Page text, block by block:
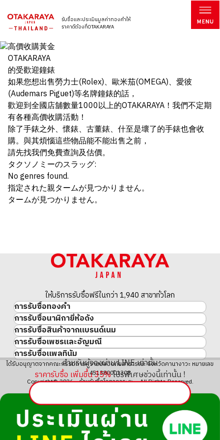
รับซื้อและประเมินมูลค่าทองคำให้
ราคาดีต้องที่OTAKARAYA
OTAKARAYA
的受歡迎鐘錶
如果您想出售勞力士(Rolex)、歐米茄(OMEGA)、愛彼
(Audemars Piguet)等名牌鐘錶的話，
歡迎到全國店舖數量1000以上的OTAKARAYA！我們不定期
有各種高價收購活動！
除了手錶之外、懷錶、古董錶、什至是壞了的手錶也會收
購。與其煩惱這些物品能不能出售之前，
請先找我們免費查詢及估價。
タクソノミーのスラッグ:
No genres found.
指定された親タームが見つかりません。
タームが見つかりません。
สำหรับผู้จองผ่าน LINE เท่านั้น
ราคารับซื้อ เพิ่มขึ้น35%โปรพิเศษช่วงนี้เท่านั้น !
ให้บริการรับซื้อฟรีในกว่า 1,940 สาขาทั่วโลก
การรับซื้อทองคำ
ทองคำ
ทองคำแท่ง
เหรียญทองคำ/เหรียญเงิน
ประวัติราคาทองคำ 10 ปี
ทองรูปพรรณ
แหวนทอง
สร้อยคอทอง・จี้ทอง
การรับซื้อนาฬิกายี่ห้อดัง
นาฬิกาแบรนด์เนม
Rolex
Patek Philippe
Audemars Piguet
Vacheron Constantin
A. Lange & Söhne
Breguet
การรับซื้อสินค้าจากแบรนด์เนม
สินค้าแบรนด์เนม
Cartier
LOUIS VUITTON
Hermès
CHANEL
CELINE
Fendi
Dior
การรับซื้อเพชรและอัญมณี
อัญมณี
เพชร
มรกต
ไพลิน
ทับทิม
การรับซื้อแพลทินัม
แพลทินัม
ได้รับอนุญาตจากคณะกรรมการความปลอดภัยสาธารณะ จังหวัดคานางาวะ หมายเลข
451380001308
Copyright© 2026 ร้านรับซื้อโอทาคาระยะ All Rights Reserved.